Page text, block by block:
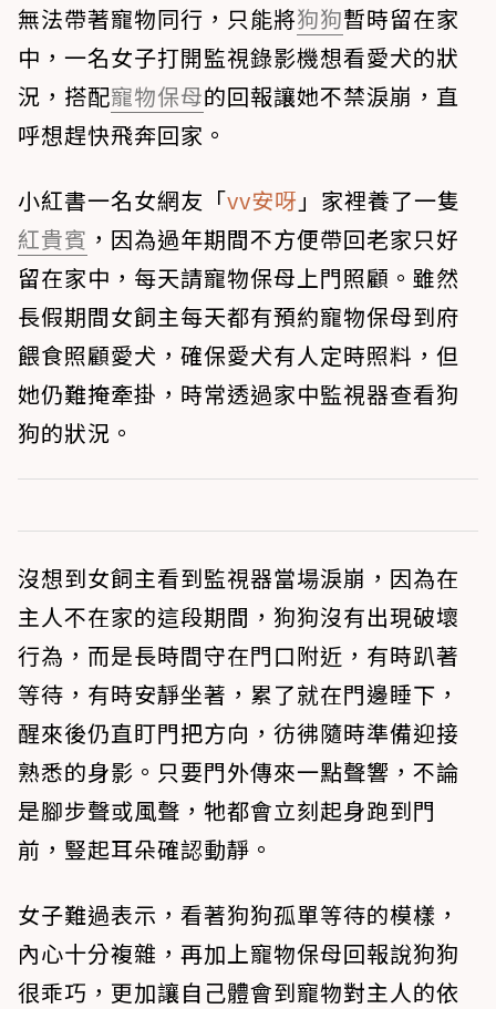
無法帶著寵物同行，只能將狗狗暫時留在家
中，一名女子打開監視錄影機想看愛犬的狀
況，搭配寵物保母的回報讓她不禁淚崩，直
呼想趕快飛奔回家。
小紅書一名女網友「vv安呀 」家裡養了一隻
紅貴賓 ，因為過年期間不方便帶回老家只好
留在家中，每天請寵物保母上門照顧。雖然
長假期間女飼主每天都有預約寵物保母到府
餵食照顧愛犬，確保愛犬有人定時照料，但
她仍難掩牽掛，時常透過家中監視器查看狗
狗的狀況。
沒想到女飼主看到監視器當場淚崩，因為在
主人不在家的這段期間，狗狗沒有出現破壞
行為，而是長時間守在門口附近，有時趴著
等待，有時安靜坐著，累了就在門邊睡下，
醒來後仍直盯門把方向，彷彿隨時準備迎接
熟悉的身影。只要門外傳來一點聲響，不論
是腳步聲或風聲，牠都會立刻起身跑到門
前，豎起耳朵確認動靜。
女子難過表示，看著狗狗孤單等待的模樣，
內心十分複雜，再加上寵物保母回報說狗狗
很乖巧，更加讓自己體會到寵物對主人的依